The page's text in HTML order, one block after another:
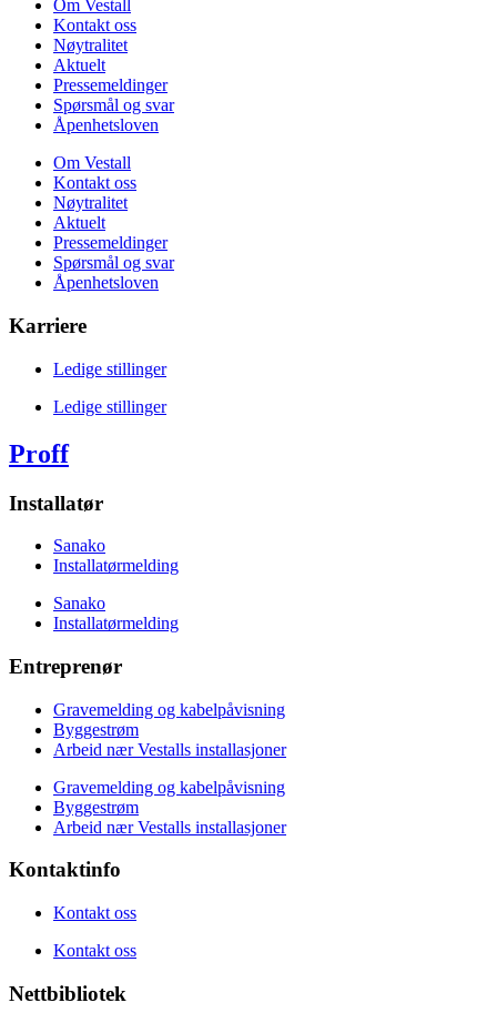
Om Vestall
Kontakt oss
Nøytralitet
Aktuelt
Pressemeldinger
Spørsmål og svar
Åpenhetsloven
Om Vestall
Kontakt oss
Nøytralitet
Aktuelt
Pressemeldinger
Spørsmål og svar
Åpenhetsloven
Karriere
Ledige stillinger
Ledige stillinger
Proff
Installatør
Sanako
Installatørmelding
Sanako
Installatørmelding
Entreprenør
Gravemelding og kabelpåvisning
Byggestrøm
Arbeid nær Vestalls installasjoner
Gravemelding og kabelpåvisning
Byggestrøm
Arbeid nær Vestalls installasjoner
Kontaktinfo
Kontakt oss
Kontakt oss
Nettbibliotek